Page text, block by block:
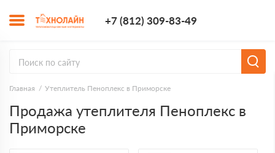
+7 (812) 309-83-49
Главная Утеплитель Пеноплекс в Приморске
Продажа утеплителя Пеноплекс в
Приморске